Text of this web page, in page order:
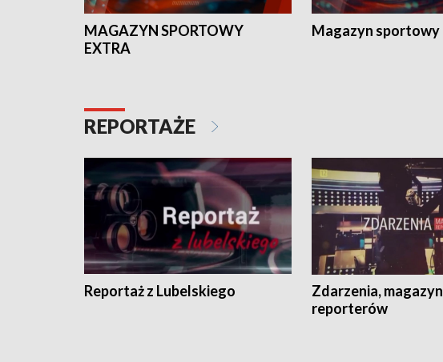
MAGAZYN SPORTOWY
EXTRA
Magazyn sportowy
REPORTAŻE
Reportaż z Lubelskiego
Zdarzenia, magazyn
reporterów